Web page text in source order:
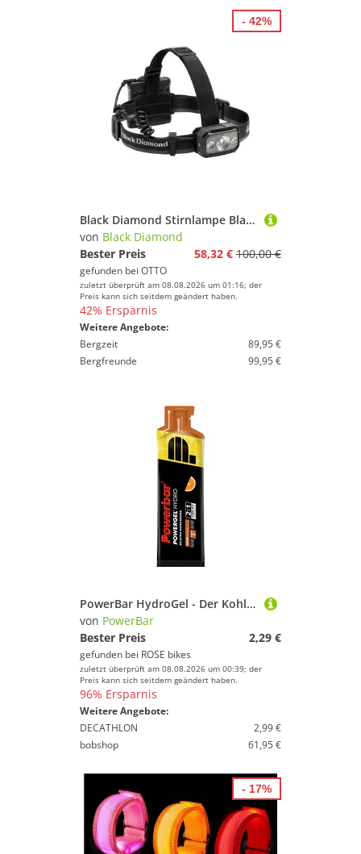
Black Diamond Stirnlampe Black Diamond Stirnlampe Icon 700, LED-Leuchte
von Black Diamond
Bester Preis
58,32 € 100,00 €
gefunden bei OTTO
zuletzt überprüft am 08.08.2026 um 01:16; der
Preis kann sich seitdem geändert haben.
42% Ersparnis
Weitere Angebote:
Bergzeit
89,95 €
Bergfreunde
99,95 €
- 42%
PowerBar HydroGel - Der Kohlenhydrat- Lieferant
von PowerBar
Bester Preis
2,29 €
gefunden bei ROSE bikes
zuletzt überprüft am 08.08.2026 um 00:39; der
Preis kann sich seitdem geändert haben.
96% Ersparnis
Weitere Angebote:
DECATHLON
2,99 €
bobshop
61,95 €
- 17%